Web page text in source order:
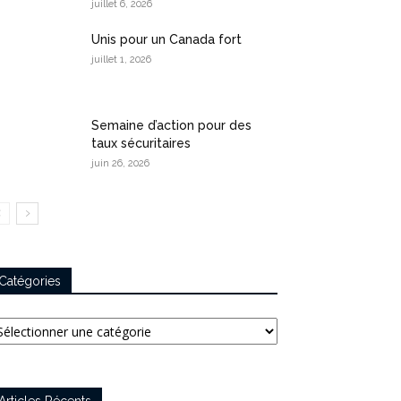
juillet 6, 2026
Unis pour un Canada fort
juillet 1, 2026
Semaine d’action pour des
taux sécuritaires
juin 26, 2026